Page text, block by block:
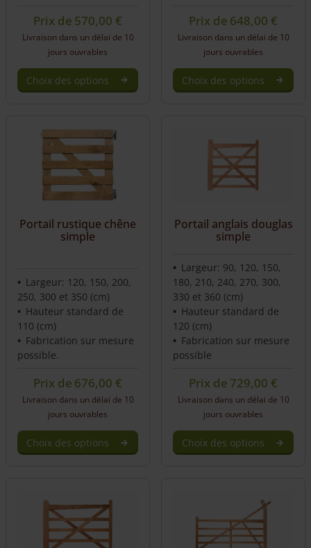
Prix de 570,00€
Livraison dans un délai de 10
jours ouvrables
Choix des options
Prix de 648,00€
Livraison dans un délai de 10
jours ouvrables
Choix des options
Portail rustique chêne
simple
Largeur: 120, 150, 200,
250, 300 et 350 (cm)
Hauteur standard de
110 (cm)
Fabrication sur mesure
possible.
Prix de 676,00€
Livraison dans un délai de 10
jours ouvrables
Choix des options
Portail anglais douglas
simple
Largeur: 90, 120, 150,
180, 210, 240, 270, 300,
330 et 360 (cm)
Hauteur standard de
120 (cm)
Fabrication sur mesure
possible
Prix de 729,00€
Livraison dans un délai de 10
jours ouvrables
Choix des options